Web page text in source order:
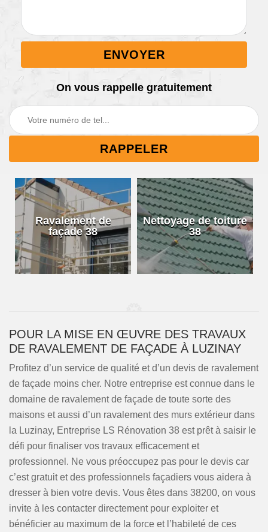
On vous rappelle gratuitement
Ravalement de
façade 38
Nettoyage de toiture
38
POUR LA MISE EN ŒUVRE DES TRAVAUX
DE RAVALEMENT DE FAÇADE À LUZINAY
Profitez d’un service de qualité et d’un devis de ravalement
de façade moins cher. Notre entreprise est connue dans le
domaine de ravalement de façade de toute sorte des
maisons et aussi d’un ravalement des murs extérieur dans
la Luzinay, Entreprise LS Rénovation 38 est prêt à saisir le
défi pour finaliser vos travaux efficacement et
professionnel. Ne vous préoccupez pas pour le devis car
c’est gratuit et des professionnels façadiers vous aidera à
dresser à bien votre devis. Vous êtes dans 38200, on vous
invite à les contacter directement pour exploiter et
bénéficier au maximum de la force et l’habileté de ces